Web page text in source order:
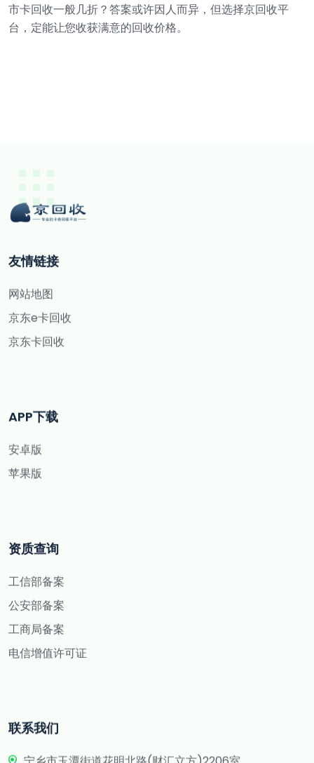
市卡回收一般几折？答案或许因人而异，但选择京回收平
台，定能让您收获满意的回收价格。
友情链接
网站地图
京东e卡回收
京东卡回收
APP下载
安卓版
苹果版
资质查询
工信部备案
公安部备案
工商局备案
电信增值许可证
联系我们